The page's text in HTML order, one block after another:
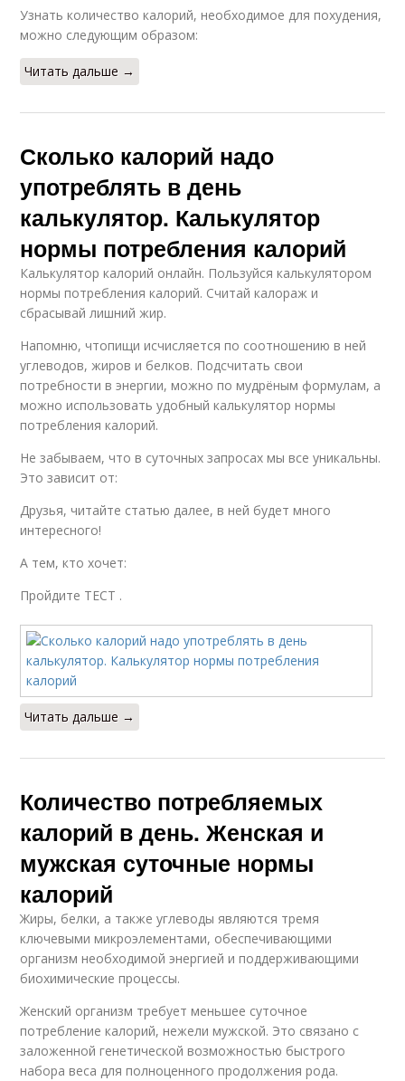
Узнать количество калорий, необходимое для похудения,
можно следующим образом:
Читать дальше →
Сколько калорий надо
употреблять в день
калькулятор. Калькулятор
нормы потребления калорий
Калькулятор калорий онлайн. Пользуйся калькулятором
нормы потребления калорий. Считай калораж и
сбрасывай лишний жир.
Напомню, чтопищи исчисляется по соотношению в ней
углеводов, жиров и белков. Подсчитать свои
потребности в энергии, можно по мудрёным формулам, а
можно использовать удобный калькулятор нормы
потребления калорий.
Не забываем, что в суточных запросах мы все уникальны.
Это зависит от:
Друзья, читайте статью далее, в ней будет много
интересного!
А тем, кто хочет:
Пройдите ТЕСТ .
Читать дальше →
Количество потребляемых
калорий в день. Женская и
мужская суточные нормы
калорий
Жиры, белки, а также углеводы являются тремя
ключевыми микроэлементами, обеспечивающими
организм необходимой энергией и поддерживающими
биохимические процессы.
Женский организм требует меньшее суточное
потребление калорий, нежели мужской. Это связано с
заложенной генетической возможностью быстрого
набора веса для полноценного продолжения рода.